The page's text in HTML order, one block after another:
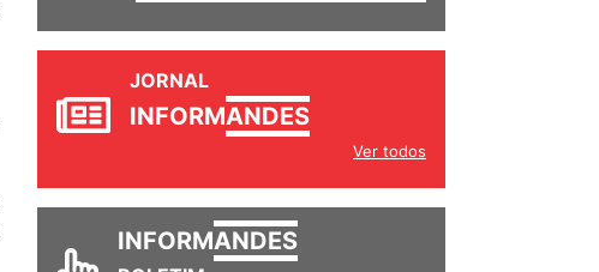
JORNAL
INFORMANDES
Ver todos
INFORMANDES